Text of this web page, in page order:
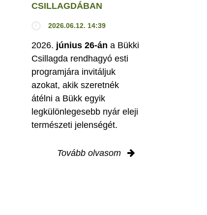
CSILLAGDÁBAN
2026.06.12. 14:39
2026. június 26-án a Bükki
Csillagda rendhagyó esti
programjára invitáljuk
azokat, akik szeretnék
átélni a Bükk egyik
legkülönlegesebb nyár eleji
természeti jelenségét.
Tovább olvasom